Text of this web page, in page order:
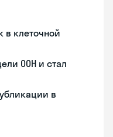
в клеточной
ООН и стал
в